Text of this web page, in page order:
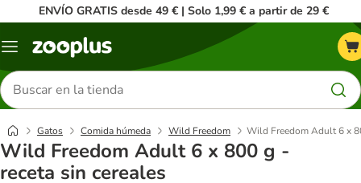
ENVÍO GRATIS desde 49 € | Solo 1,99 € a partir de 29 €
Menú
Buscar
productos
Gatos Comida húmeda Wild Freedom Wild Freedom Adult 6 x
Wild Freedom Adult 6 x 800 g -
receta sin cereales